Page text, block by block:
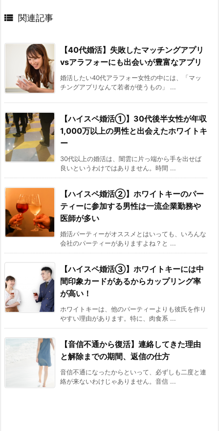
 関連記事
【40代婚活】失敗したマッチングアプリ
vsアラフォーにも出会いが豊富なアプリ
婚活したい40代アラフォー女性の中には、「マッ
チングアプリなんて若者が使うもの」 ...
【ハイスペ婚活①】30代後半女性が年収
1,000万以上の男性と出会えたホワイトキ
ー
30代以上の婚活は、闇雲に片っ端から手を出せば
良いというわけではありません。時間 ...
【ハイスペ婚活②】ホワイトキーのパー
ティーに参加する男性は一流企業勤務や
医師が多い
婚活パーティーがオススメとはいっても、いろんな
会社のパーティーがありますよね？と ...
【ハイスペ婚活③】ホワイトキーには中
間印象カードがあるからカップリング率
が高い！
ホワイトキーは、他のパーティーよりも彼氏を作り
やすい理由があります。特に、肉食系 ...
【音信不通から復活】連絡してきた理由
と解除までの期間、返信の仕方
音信不通になったからといって、必ずしも二度と連
絡が来ないわけじゃありません。音信 ...